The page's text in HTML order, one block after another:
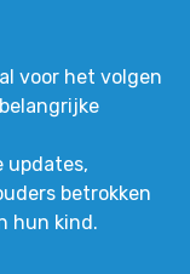
voor het volgen
updates,
betrokken
hun kind.